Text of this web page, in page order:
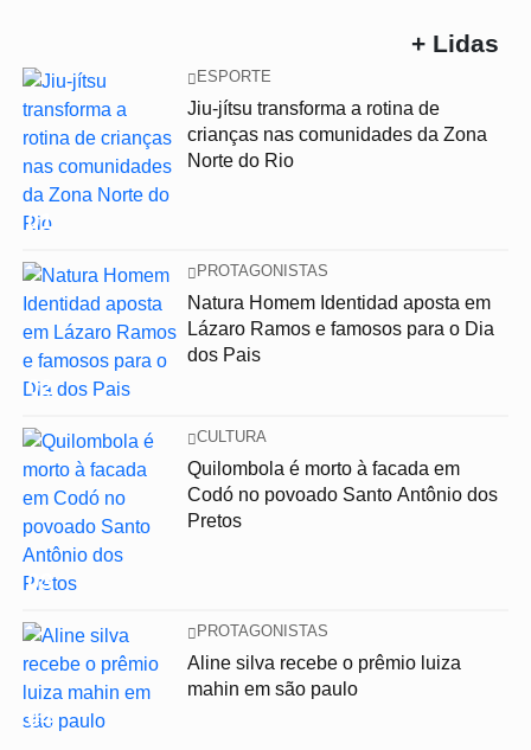
+ Lidas
01
ESPORTE
Jiu-jítsu transforma a rotina de
crianças nas comunidades da Zona
Norte do Rio
02
PROTAGONISTAS
Natura Homem Identidad aposta em
Lázaro Ramos e famosos para o Dia
dos Pais
03
CULTURA
Quilombola é morto à facada em
Codó no povoado Santo Antônio dos
Pretos
04
PROTAGONISTAS
Aline silva recebe o prêmio luiza
mahin em são paulo